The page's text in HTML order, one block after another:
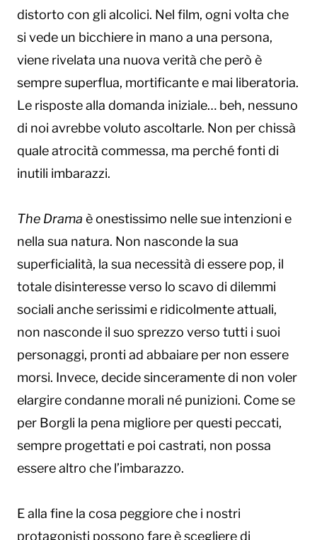
distorto con gli alcolici. Nel film, ogni volta che
si vede un bicchiere in mano a una persona,
viene rivelata una nuova verità che però è
sempre superflua, mortificante e mai liberatoria.
Le risposte alla domanda iniziale… beh, nessuno
di noi avrebbe voluto ascoltarle. Non per chissà
quale atrocità commessa, ma perché fonti di
inutili imbarazzi.
The Drama è onestissimo nelle sue intenzioni e
nella sua natura. Non nasconde la sua
superficialità, la sua necessità di essere pop, il
totale disinteresse verso lo scavo di dilemmi
sociali anche serissimi e ridicolmente attuali,
non nasconde il suo sprezzo verso tutti i suoi
personaggi, pronti ad abbaiare per non essere
morsi. Invece, decide sinceramente di non voler
elargire condanne morali né punizioni. Come se
per Borgli la pena migliore per questi peccati,
sempre progettati e poi castrati, non possa
essere altro che l’imbarazzo.
E alla fine la cosa peggiore che i nostri
protagonisti possono fare è scegliere di